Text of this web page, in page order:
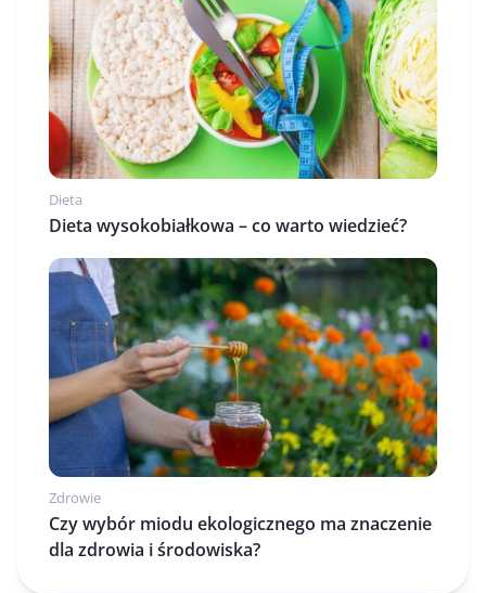
Dieta
Dieta wysokobiałkowa – co warto wiedzieć?
Zdrowie
Czy wybór miodu ekologicznego ma znaczenie
dla zdrowia i środowiska?